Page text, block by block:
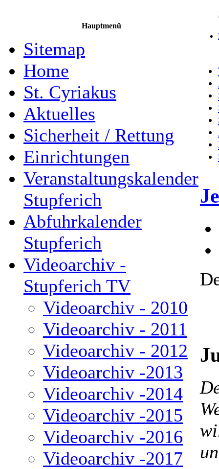
Hauptmenü
Sitemap
Home
St. Cyriakus
Aktuelles
Sicherheit / Rettung
Einrichtungen
Veranstaltungskalender
Stupferich
Abfuhrkalender
Stupferich
Videoarchiv -
Stupferich TV
Videoarchiv - 2010
Videoarchiv - 2011
Videoarchiv - 2012
Videoarchiv -2013
Videoarchiv -2014
Videoarchiv -2015
Videoarchiv -2016
Videoarchiv -2017